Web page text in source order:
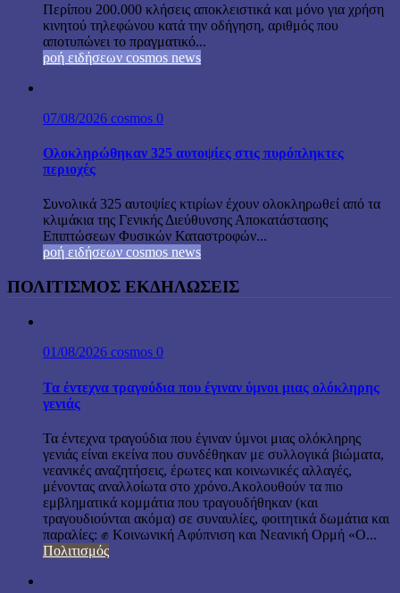
Περίπου 200.000 κλήσεις αποκλειστικά και μόνο για χρήση
κινητού τηλεφώνου κατά την οδήγηση, αριθμός που
αποτυπώνει το πραγματικό...
ροή ειδήσεων cosmos news
07/08/2026 cosmos 0
Ολοκληρώθηκαν 325 αυτοψίες στις πυρόπληκτες
περιοχές
Συνολικά 325 αυτοψίες κτιρίων έχουν ολοκληρωθεί από τα
κλιμάκια της Γενικής Διεύθυνσης Αποκατάστασης
Επιπτώσεων Φυσικών Καταστροφών...
ροή ειδήσεων cosmos news
ΠΟΛΙΤΙΣΜΟΣ ΕΚΔΗΛΩΣΕΙΣ
01/08/2026 cosmos 0
Τα έντεχνα τραγούδια που έγιναν ύμνοι μιας ολόκληρης
γενιάς
Τα έντεχνα τραγούδια που έγιναν ύμνοι μιας ολόκληρης
γενιάς είναι εκείνα που συνδέθηκαν με συλλογικά βιώματα,
νεανικές αναζητήσεις, έρωτες και κοινωνικές αλλαγές,
μένοντας αναλλοίωτα στο χρόνο.Ακολουθούν τα πιο
εμβληματικά κομμάτια που τραγουδήθηκαν (και
τραγουδιούνται ακόμα) σε συναυλίες, φοιτητικά δωμάτια και
παραλίες: ✊ Κοινωνική Αφύπνιση και Νεανική Ορμή «Ο...
Πολιτισμός